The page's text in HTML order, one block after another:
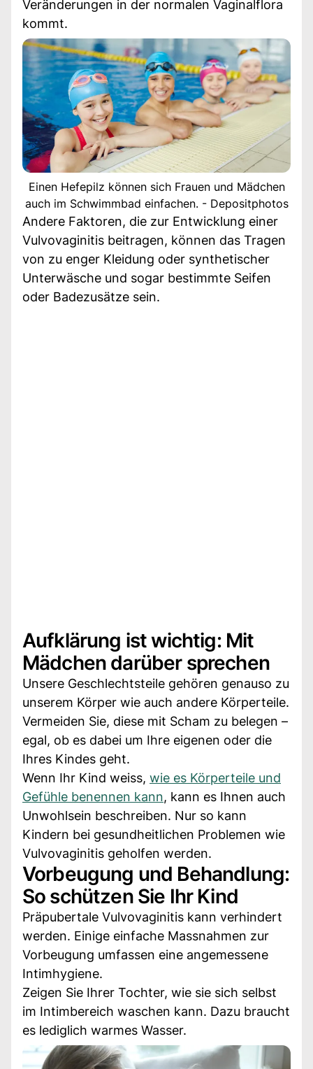
Veränderungen in der normalen Vaginalflora
kommt.
Einen Hefepilz können sich Frauen und Mädchen
auch im Schwimmbad einfachen. - Depositphotos
Andere Faktoren, die zur Entwicklung einer
Vulvovaginitis beitragen, können das Tragen
von zu enger Kleidung oder synthetischer
Unterwäsche und sogar bestimmte Seifen
oder Badezusätze sein.
Aufklärung ist wichtig: Mit
Mädchen darüber sprechen
Unsere Geschlechtsteile gehören genauso zu
unserem Körper wie auch andere Körperteile.
Vermeiden Sie, diese mit Scham zu belegen –
egal, ob es dabei um Ihre eigenen oder die
Ihres Kindes geht.
Wenn Ihr Kind weiss, wie es Körperteile und
Gefühle benennen kann, kann es Ihnen auch
Unwohlsein beschreiben. Nur so kann
Kindern bei gesundheitlichen Problemen wie
Vulvovaginitis geholfen werden.
Vorbeugung und Behandlung:
So schützen Sie Ihr Kind
Präpubertale Vulvovaginitis kann verhindert
werden. Einige einfache Massnahmen zur
Vorbeugung umfassen eine angemessene
Intimhygiene.
Zeigen Sie Ihrer Tochter, wie sie sich selbst
im Intimbereich waschen kann. Dazu braucht
es lediglich warmes Wasser.